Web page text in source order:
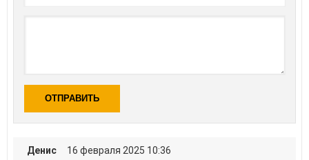
ОТПРАВИТЬ
Денис 16 февраля 2025 10:36